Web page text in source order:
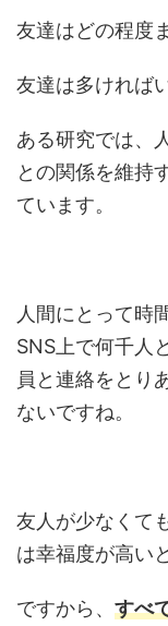
友達はどの程度
友達は多ければ
ある研究では、
との関係を維持
ています。
人間にとって時
SNS上で何千人
員と連絡をとり
ないですね。
友人が少なくて
は幸福度が高い
ですから、 すべ